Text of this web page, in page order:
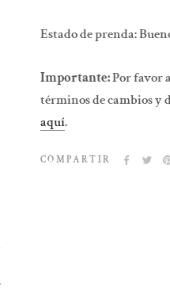
Estado de prenda:
Importante:Por favor
términos de cambios y
aquí.
COMPARTIR